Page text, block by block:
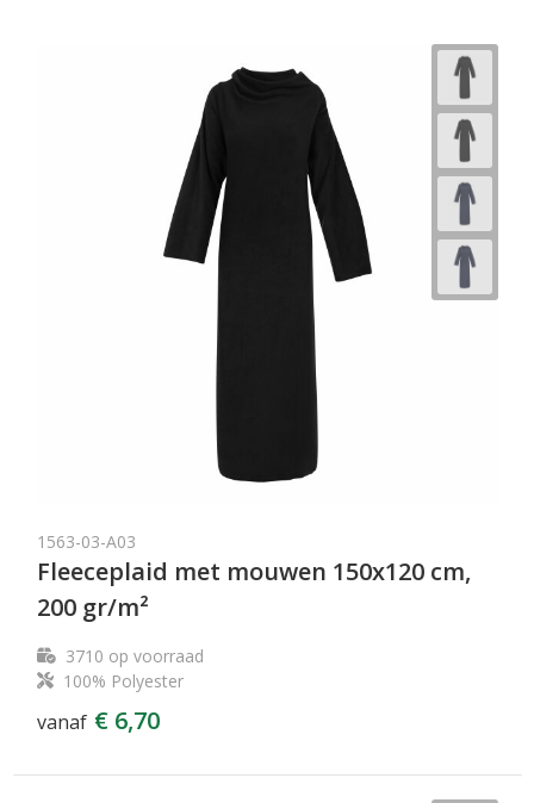
1563-03-A03
Fleeceplaid met mouwen 150x120 cm,
200 gr/m²
3710 op voorraad
100% Polyester
vanaf € 6,70